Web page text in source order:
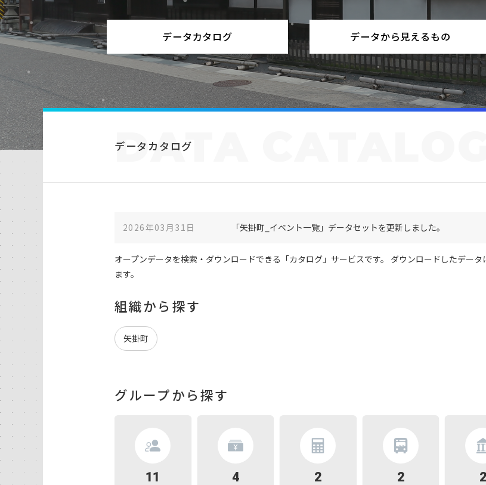
データカタログ データから見えるもの
データカタログ
DATA
2026年03月31日 「矢掛町_イベント一覧」データセットを更新しました。
オープンデータを検索・ダウンロードできる「カタログ」サービスです。 ダウンロードしたデー
ます。
組織から探す
矢掛町
グループから探す
11 4 2 2 2